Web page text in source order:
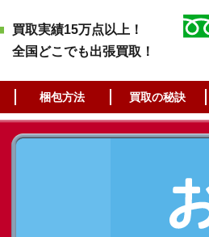
買取実績15万点以上！
全国どこでも出張買取！
梱包方法 買取の秘訣